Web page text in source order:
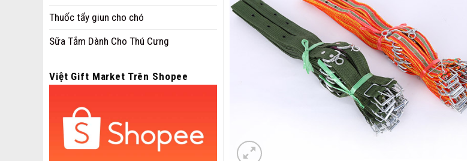
Thuốc tẩy giun cho chó
Sữa Tắm Dành Cho Thú Cưng
Việt Gift Market Trên Shopee